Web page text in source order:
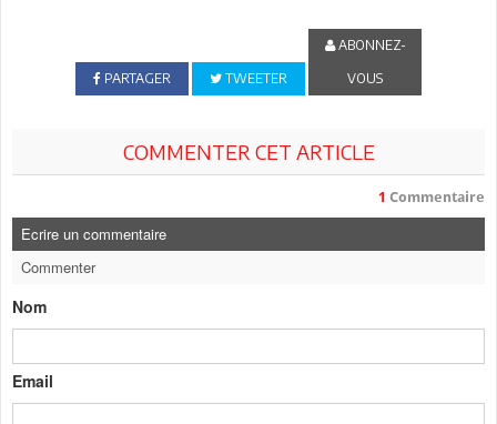
PARTAGER TWEETER
ABONNEZ-
VOUS
COMMENTER CET ARTICLE
1 Commentaire
Ecrire un commentaire
Commenter
Nom
Email